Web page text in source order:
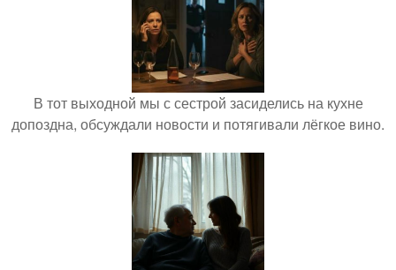
В тот выходной мы с сестрой засиделись на кухне
допоздна, обсуждали новости и потягивали лёгкое вино.